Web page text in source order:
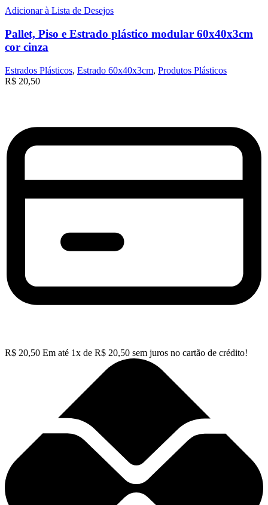
Adicionar à Lista de Desejos
Pallet, Piso e Estrado plástico modular 60x40x3cm
cor cinza
Estrados Plásticos, Estrado 60x40x3cm, Produtos Plásticos
R$ 20,50
R$ 20,50 Em até 1x de R$ 20,50 sem juros no cartão de crédito!